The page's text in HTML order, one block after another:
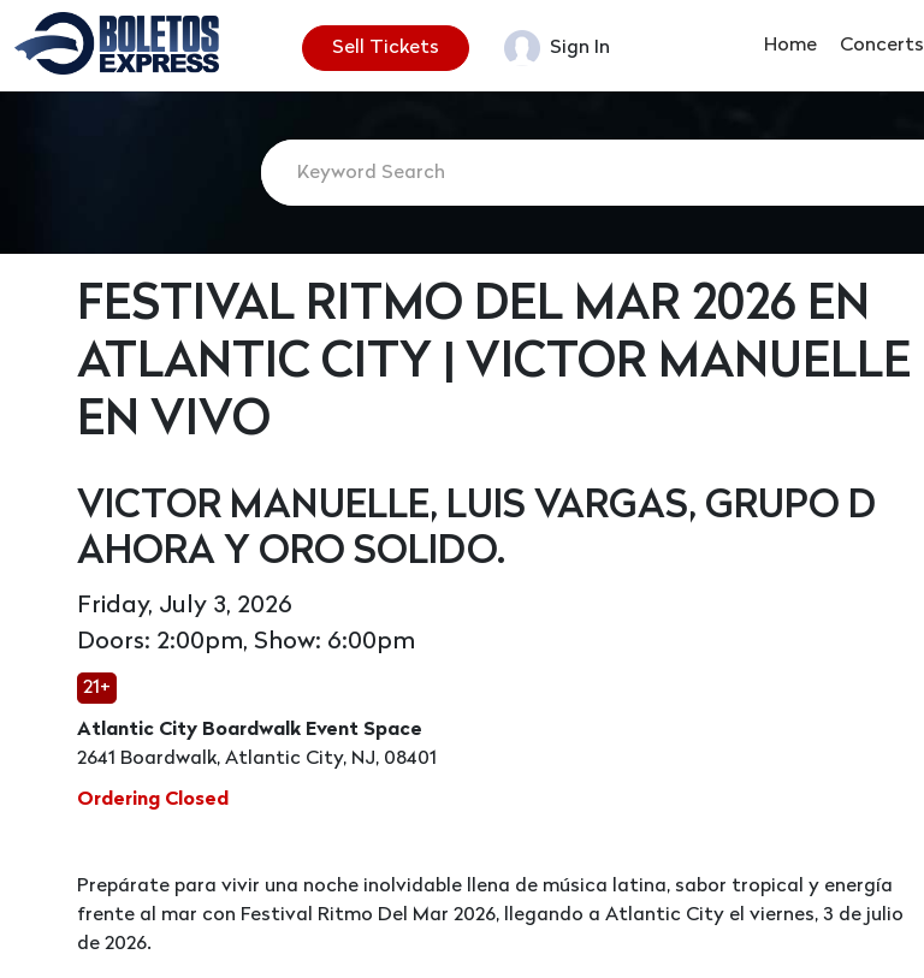
Sell Tickets Sign In Home Concerts
FESTIVAL RITMO DEL MAR 2026 EN
ATLANTIC CITY | VICTOR MANUELLE
EN VIVO
VICTOR MANUELLE, LUIS VARGAS, GRUPO D
AHORA Y ORO SOLIDO.
Friday, July 3, 2026
Doors: 2:00pm, Show: 6:00pm
21+
Atlantic City Boardwalk Event Space
2641 Boardwalk, Atlantic City, NJ, 08401
Ordering Closed
Prepárate para vivir una noche inolvidable llena de música latina, sabor tropical y energía
frente al mar con Festival Ritmo Del Mar 2026, llegando a Atlantic City el viernes, 3 de julio
de 2026.